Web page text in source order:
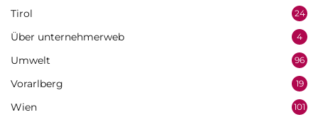
Tirol 24
Über unternehmerweb 4
Umwelt 96
Vorarlberg 19
Wien 101